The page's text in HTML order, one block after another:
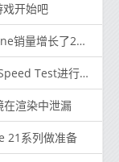
开始吧
量增长了225％
Test进行测试
在渲染中泄漏
21系列做准备